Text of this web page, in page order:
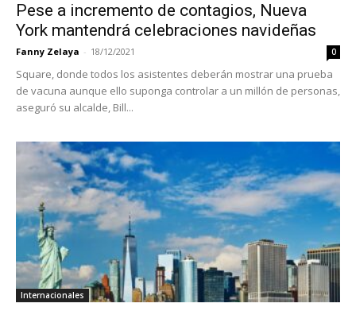
Pese a incremento de contagios, Nueva
York mantendrá celebraciones navideñas
Fanny Zelaya - 18/12/2021 0
Square, donde todos los asistentes deberán mostrar una prueba
de vacuna aunque ello suponga controlar a un millón de personas,
aseguró su alcalde, Bill...
Internacionales